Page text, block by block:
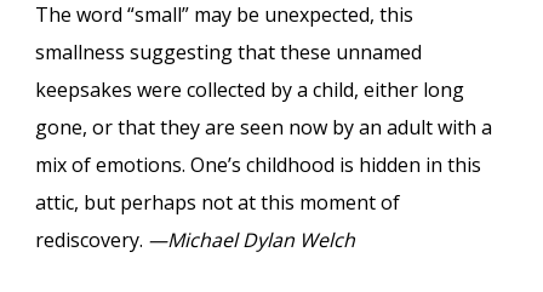
The word “small” may be unexpected, this
smallness suggesting that these unnamed
keepsakes were collected by a child, either long
gone, or that they are seen now by an adult with a
mix of emotions. One’s childhood is hidden in this
attic, but perhaps not at this moment of
rediscovery. —Michael Dylan Welch